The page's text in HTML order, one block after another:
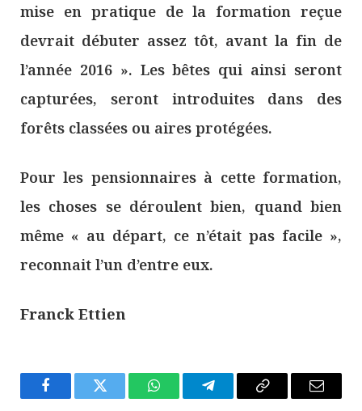
mise en pratique de la formation reçue
devrait débuter assez tôt, avant la fin de
l’année 2016 ». Les bêtes qui ainsi seront
capturées, seront introduites dans des
forêts classées ou aires protégées.
Pour les pensionnaires à cette formation,
les choses se déroulent bien, quand bien
même « au départ, ce n’était pas facile »,
reconnait l’un d’entre eux.
Franck Ettien
FacebookTwitter WhatsAppTélégrammeCopier E-